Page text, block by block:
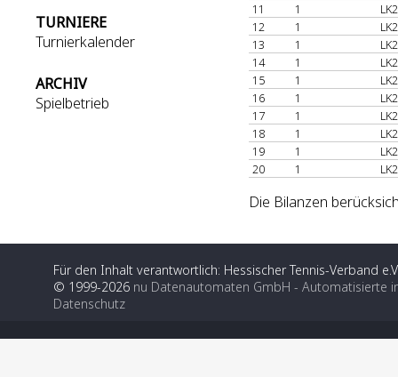
TURNIERE
Turnierkalender
ARCHIV
Spielbetrieb
11
1
12
1
13
1
14
1
15
1
16
1
17
1
18
1
19
1
20
1
Die Bilanzen
Für den Inhalt verantwortlich: Hessischer Tennis-Verband
© 1999-2026 nu Datenautomaten GmbH - Automatisierte
Datenschutz